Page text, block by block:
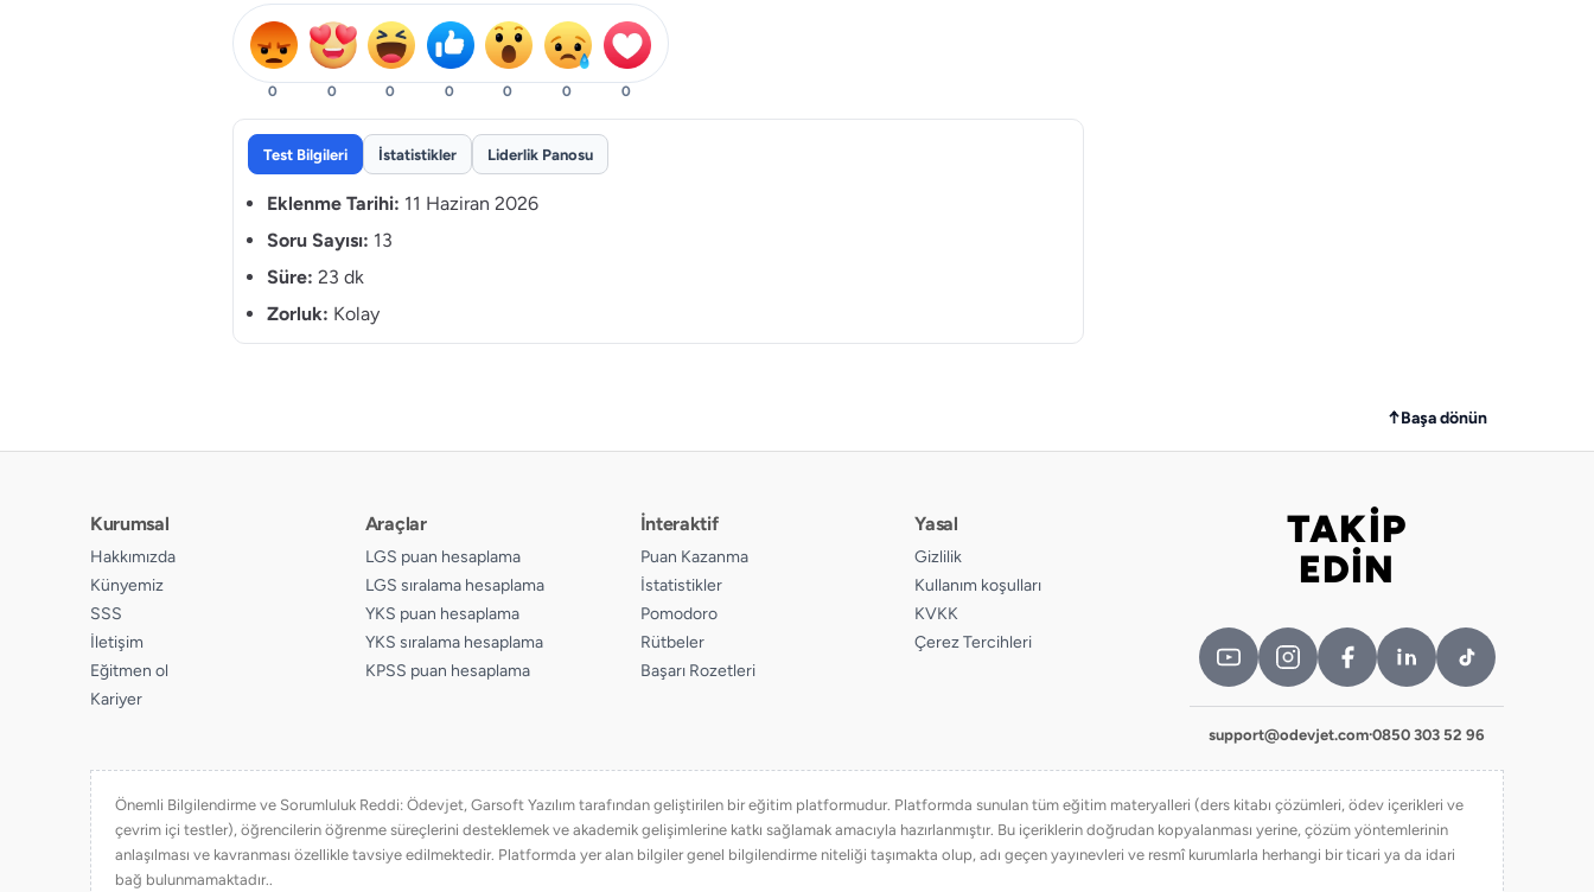
0 0 0 0 0 0 0
Test Bilgileri İstatistikler Liderlik Panosu
Eklenme Tarihi: 11 Haziran 2026
Soru Sayısı: 13
Süre: 23 dk
Zorluk: Kolay
↑Başa dönün
Kurumsal
Hakkımızda
Künyemiz
SSS
İletişim
Eğitmen ol
Kariyer
Araçlar
LGS puan hesaplama
LGS sıralama hesaplama
YKS puan hesaplama
YKS sıralama hesaplama
KPSS puan hesaplama
İnteraktif
Puan Kazanma
İstatistikler
Pomodoro
Rütbeler
Başarı Rozetleri
Yasal
Gizlilik
Kullanım koşulları
KVKK
Çerez Tercihleri
Bizi takip edin
TAKİP
EDİN
support@odevjet.com·0850 303 52 96
Önemli Bilgilendirme ve Sorumluluk Reddi: Ödevjet, Garsoft Yazılım tarafından geliştirilen bir eğitim platformudur. Platformda sunulan tüm eğitim materyalleri (ders kitabı çözümleri, ödev içerikleri ve
çevrim içi testler), öğrencilerin öğrenme süreçlerini desteklemek ve akademik gelişimlerine katkı sağlamak amacıyla hazırlanmıştır. Bu içeriklerin doğrudan kopyalanması yerine, çözüm yöntemlerinin
anlaşılması ve kavranması özellikle tavsiye edilmektedir. Platformda yer alan bilgiler genel bilgilendirme niteliği taşımakta olup, adı geçen yayınevleri ve resmî kurumlarla herhangi bir ticari ya da idari
bağ bulunmamaktadır..